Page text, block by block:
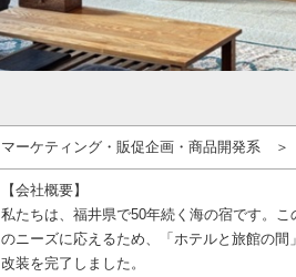
マーケティング・販促企画・商品開発系
【会社概要】
私たちは、福井県で50年続く海の宿です。
のニーズに応えるため、「ホテルと旅館の
改装を完了しました。